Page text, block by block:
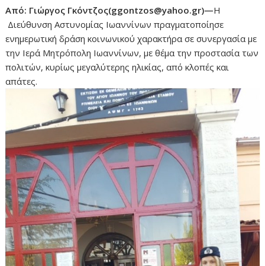
Από: Γιώργος Γκόντζος(ggontzos@yahoo.gr)—Η
Διεύθυνση Αστυνομίας Ιωαννίνων πραγματοποίησε
ενημερωτική δράση κοινωνικού χαρακτήρα σε συνεργασία με
την Ιερά Μητρόπολη Ιωαννίνων, με θέμα την προστασία των
πολιτών, κυρίως μεγαλύτερης ηλικίας, από κλοπές και
απάτες.